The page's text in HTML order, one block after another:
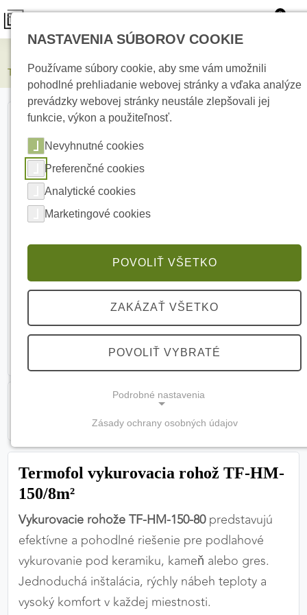
0
Termofol vykurovacia rohož TF-HM-150/8m²
Termofol vykurovacia rohož TF-HM-
150/8m²
Vykurovacie rohože TF-HM-150-80predstavujú
efektívne a pohodlné riešenie pre podlahové
vykurovanie pod keramiku, kameň alebo gres.
Jednoduchá inštalácia, rýchly nábeh teploty a
vysoký komfort v každej miestnosti.
NASTAVENIA SÚBOROV COOKIE
Používame súbory cookie, aby sme vám umožnili
pohodlné prehliadanie webovej stránky a vďaka analýze
prevádzky webovej stránky neustále zlepšovali jej
funkcie, výkon a použiteľnosť.
Nevyhnutné cookies
Preferenčné cookies
Analytické cookies
Marketingové cookies
POVOLIŤ VŠETKO
ZAKÁZAŤ VŠETKO
POVOLIŤ VYBRATÉ
Podrobné nastavenia
(vždy aktívne, nemožno vypnúť)
Tieto cookies sú potrebné na správne fungovanie
webovej stránky a bez nich by nebolo možné
zabezpečiť jej plnú funkčnosť.
Nevyhnutné cookies
PREFERENČNÉ COOKIES
Zásady ochrany osobných údajov